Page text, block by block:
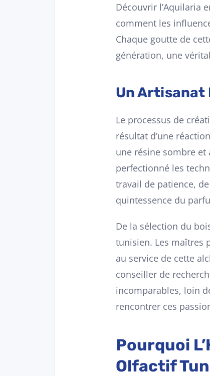
Découvrir l’Aquilaria
comment les
Chaque goutte de
génération, une
Un Artisanat
Le processus de
résultat d’une
une résine sombre et
perfectionné les
travail de patience,
quintessence du
De la sélection du
tunisien. Les maîtres
au service de cette
conseiller de
incomparables, loin
rencontrer ces
Pourquoi
Olfactif